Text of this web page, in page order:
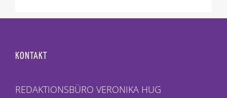
KONTAKT
REDAKTIONSBÜRO VERONIKA HUG